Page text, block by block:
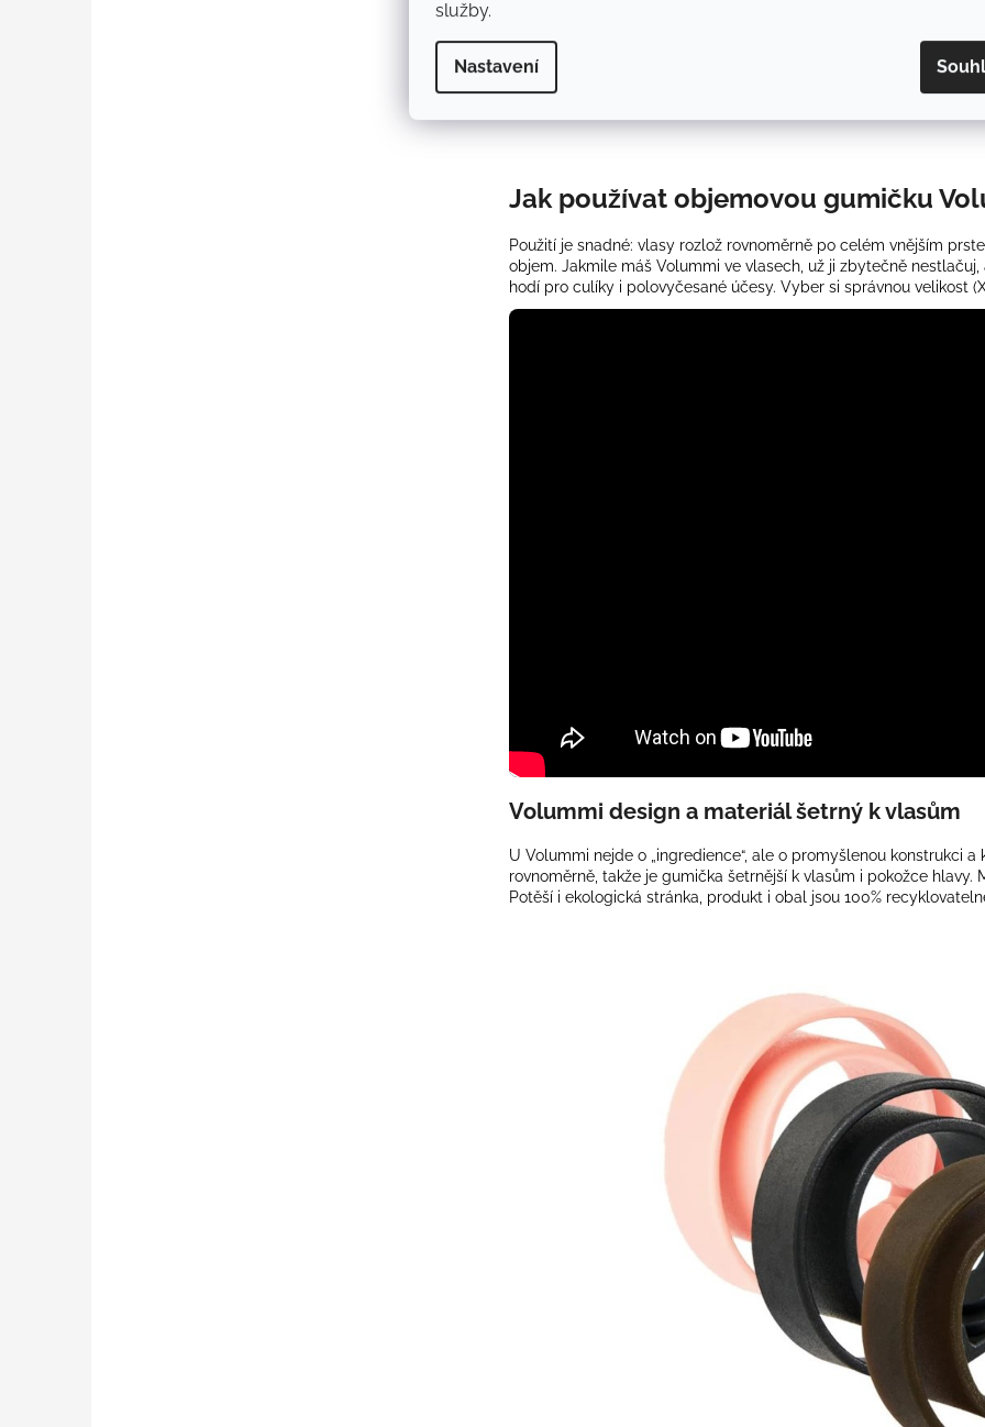
služby.
Nastavení
Jak používat objemovou gumičku
Použití je snadné: vlasy rozlož rovnoměrně po celém vnějším
objem. Jakmile máš Volummi ve vlasech, už ji zbytečně
hodí pro culíky i polovyčesané účesy. Vyber si správnou velikost
Volummi design a materiál šetrný k vlasům
U Volummi nejde o „ingredience“, ale o promyšlenou konstrukci
rovnoměrně, takže je gumička šetrnější k vlasům i pokožce hlavy.
Potěší i ekologická stránka, produkt i obal jsou 100%